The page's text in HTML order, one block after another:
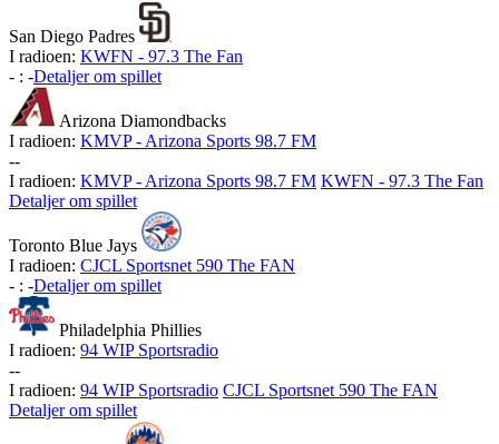
San Diego Padres
I radioen: KWFN - 97.3 The Fan
- : -Detaljer om spillet
Arizona Diamondbacks
I radioen: KMVP - Arizona Sports 98.7 FM
--
I radioen: KMVP - Arizona Sports 98.7 FM KWFN - 97.3 The Fan
Detaljer om spillet
Toronto Blue Jays
I radioen: CJCL Sportsnet 590 The FAN
- : -Detaljer om spillet
Philadelphia Phillies
I radioen: 94 WIP Sportsradio
--
I radioen: 94 WIP Sportsradio CJCL Sportsnet 590 The FAN
Detaljer om spillet